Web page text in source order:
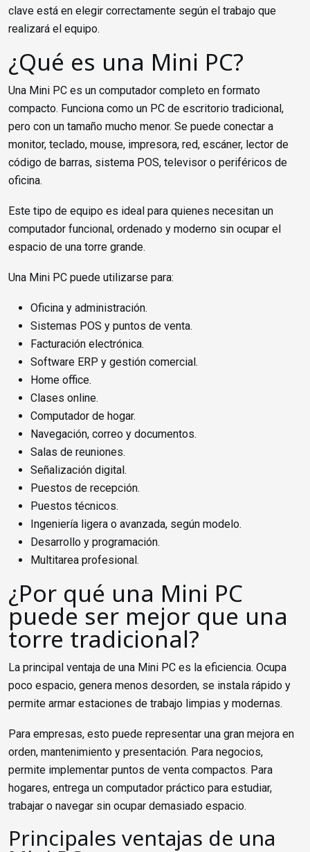
clave está en elegir correctamente según el trabajo que
realizará el equipo.
¿Qué es una Mini PC?
Una Mini PC es un computador completo en formato
compacto. Funciona como un PC de escritorio tradicional,
pero con un tamaño mucho menor. Se puede conectar a
monitor, teclado, mouse, impresora, red, escáner, lector de
código de barras, sistema POS, televisor o periféricos de
oficina.
Este tipo de equipo es ideal para quienes necesitan un
computador funcional, ordenado y moderno sin ocupar el
espacio de una torre grande.
Una Mini PC puede utilizarse para:
Oficina y administración.
Sistemas POS y puntos de venta.
Facturación electrónica.
Software ERP y gestión comercial.
Home office.
Clases online.
Computador de hogar.
Navegación, correo y documentos.
Salas de reuniones.
Señalización digital.
Puestos de recepción.
Puestos técnicos.
Ingeniería ligera o avanzada, según modelo.
Desarrollo y programación.
Multitarea profesional.
¿Por qué una Mini PC
puede ser mejor que una
torre tradicional?
La principal ventaja de una Mini PC es la eficiencia. Ocupa
poco espacio, genera menos desorden, se instala rápido y
permite armar estaciones de trabajo limpias y modernas.
Para empresas, esto puede representar una gran mejora en
orden, mantenimiento y presentación. Para negocios,
permite implementar puntos de venta compactos. Para
hogares, entrega un computador práctico para estudiar,
trabajar o navegar sin ocupar demasiado espacio.
Principales ventajas de una